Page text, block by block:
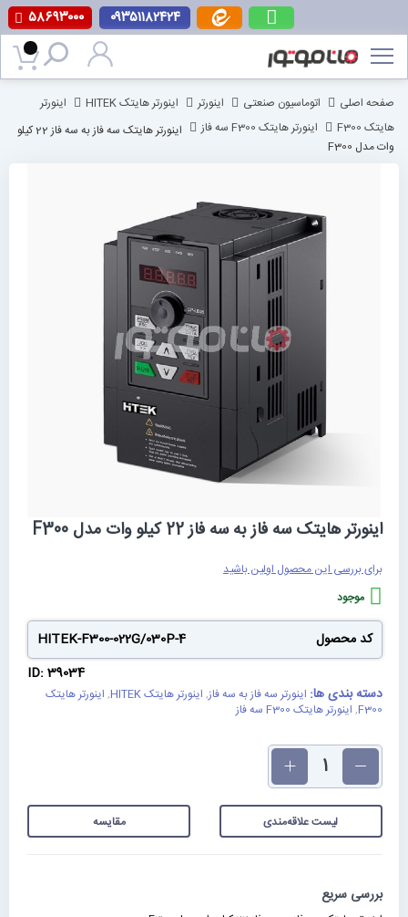
۵۸۶۹۳۰۰۰ ۰۹۳۵۱۱۸۲۴۲۴
به
صفحه اصلی
اتوماسیون صنعتی اینورتر اینورتر هایتک HITEK
اینورتر
هایتک F300
اینورتر هایتک F300 سه فاز
اینورتر هایتک سه فاز به سه فاز 22 کیلو
وات مدل F300
رفتن
به
گالری
اینورتر هایتک سه فاز به سه فاز 22 کیلو وات مدل F300
برای بررسی این محصول اولین باشید
موجود
کد محصول
HITEK-F300-022G/030P-4
ID: 39034
دسته بندی ها: اینورتر سه فاز به سه فاز, اینورتر هایتک HITEK , اینورتر هایتک
F300
, اینورتر هایتک F300 سه فاز
تعداد
لیست علاقه‌مندی مقایسه
بررسی سریع